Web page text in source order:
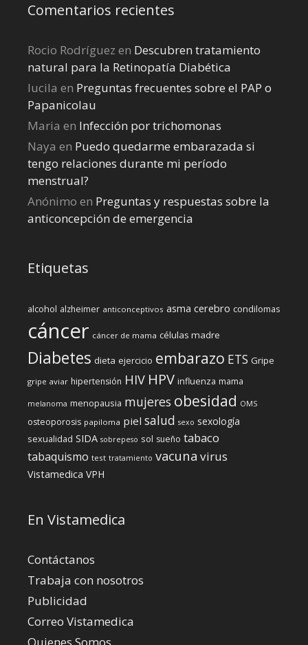
Comentarios recientes
Rocio Rodríguez en Descubren tratamiento
natural para la Retinopatía Diabética
lucila en Preguntas frecuentes sobre el PAP o
Papanicolau
Maria en Infección por trichomonas
Naya en Puedo quedarme embarazada si
tengo relaciones durante mi perí­odo
menstrual?
Anónimo en Preguntas y respuestas sobre la
anticoncepción de emergencia
Etiquetas
alcohol alzheimer anticonceptivos asma cerebro condilomas
cáncer cáncer de mama células madre
Diabetes dieta ejercicio embarazo ETS Gripe
gripe aviar hipertensión HIV HPV influenza mama
melanoma menopausia mujeres obesidad OMS
osteoporosis papiloma piel salud sexo sexología
sexualidad SIDA sobrepeso sol sueño tabaco
tabaquismo test tratamiento vacuna virus
Vistamedica VPH
En Vistamedica
Contáctanos
Trabaja con nosotros
Publicidad
Correo Vistamedica